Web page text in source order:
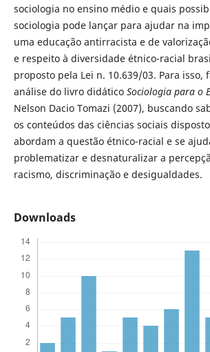
sociologia no ensino médio e quais
sociologia pode lançar para ajudar na
uma educação antirracista e de
e respeito à diversidade étnico-racial
proposto pela Lei n. 10.639/03. Para isso,
análise do livro didático Sociologia para o
Nelson Dacio Tomazi (2007), buscando
os conteúdos das ciências sociais
abordam a questão étnico-racial e se
problematizar e desnaturalizar a
racismo, discriminação e desigualdades.
Downloads